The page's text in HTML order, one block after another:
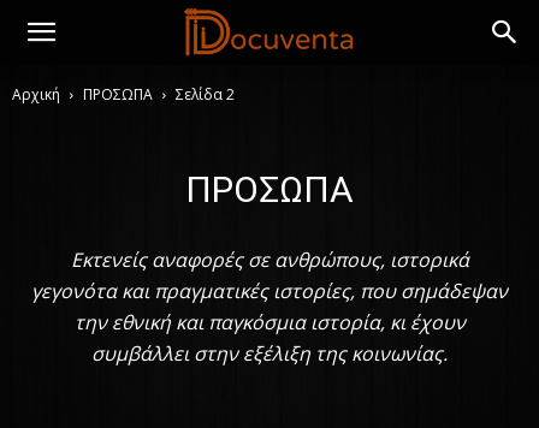
Αρχική ΠΡΟΣΩΠΑ Σελίδα 2
ΠΡΟΣΩΠΑ
Εκτενείς αναφορές σε ανθρώπους, ιστορικά
γεγονότα και πραγματικές ιστορίες, που σημάδεψαν
την εθνική και παγκόσμια ιστορία, κι έχουν
συμβάλλει στην εξέλιξη της κοινωνίας.